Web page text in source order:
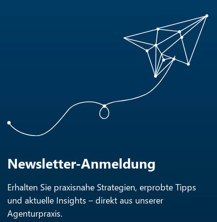
Newsletter-Anmeldung
Erhalten Sie praxisnahe Strategien, erprobte Tipps
und aktuelle Insights – direkt aus unserer
Agenturpraxis.